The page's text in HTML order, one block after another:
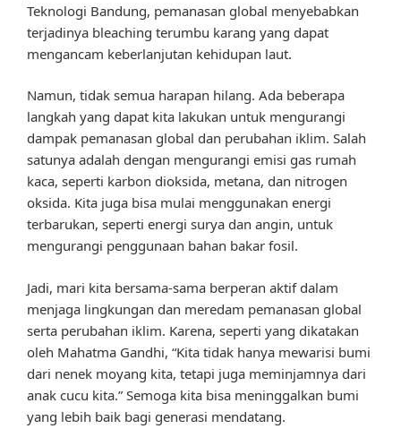
Teknologi Bandung, pemanasan global menyebabkan
terjadinya bleaching terumbu karang yang dapat
mengancam keberlanjutan kehidupan laut.
Namun, tidak semua harapan hilang. Ada beberapa
langkah yang dapat kita lakukan untuk mengurangi
dampak pemanasan global dan perubahan iklim. Salah
satunya adalah dengan mengurangi emisi gas rumah
kaca, seperti karbon dioksida, metana, dan nitrogen
oksida. Kita juga bisa mulai menggunakan energi
terbarukan, seperti energi surya dan angin, untuk
mengurangi penggunaan bahan bakar fosil.
Jadi, mari kita bersama-sama berperan aktif dalam
menjaga lingkungan dan meredam pemanasan global
serta perubahan iklim. Karena, seperti yang dikatakan
oleh Mahatma Gandhi, “Kita tidak hanya mewarisi bumi
dari nenek moyang kita, tetapi juga meminjamnya dari
anak cucu kita.” Semoga kita bisa meninggalkan bumi
yang lebih baik bagi generasi mendatang.